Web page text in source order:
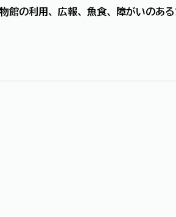
館の利用、広報、魚食、障がいのあ